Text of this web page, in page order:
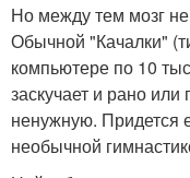
Но между тем мозг
Обычной "Качалки"
компьютере по 10
заскучает и рано или
ненужную. Придется
необычной